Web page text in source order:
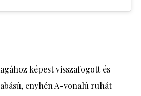
képest visszafogott és
enyhén A-vonalú ruhát